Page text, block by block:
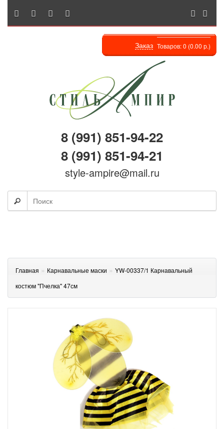
Заказ Товаров: 0 (0.00 р.)
8 (991) 851-94-22
8 (991) 851-94-21
style-ampire@mail.ru
Главная » Карнавальные маски » YW-00337/1 Карнавальный
костюм "Пчелка" 47см